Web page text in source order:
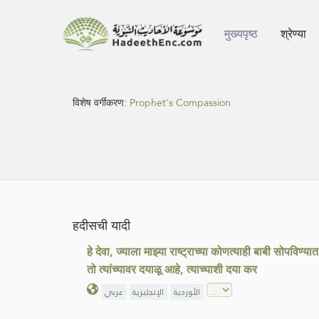
मुख्यपृष्ठ श्रेण्या
विशेष वर्गीकरण: Prophet's Compassion
हदीसची यादी
हे देवा, ज्याला माझ्या राष्ट्राच्या कोणत्याही बाबी
तो त्यांच्यावर दयाळू आहे, त्याच्याशी दया कर
عربي الإنجليزية الأوردية